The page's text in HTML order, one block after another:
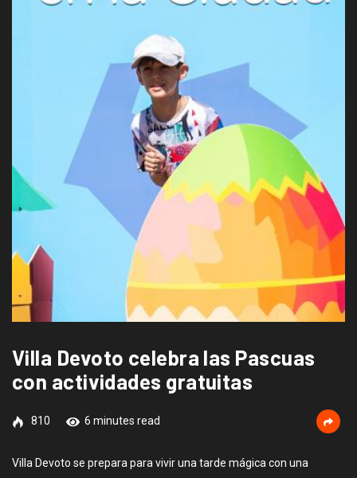
Villa Devoto celebra las Pascuas
con actividades gratuitas
810 6 minutes read
Villa Devoto se prepara para vivir una tarde mágica con una